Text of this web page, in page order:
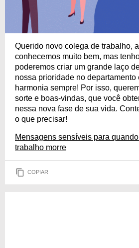
Querido novo colega de trabalho,
conhecemos muito bem, mas
poderemos criar um grande laço
nossa prioridade no departamento
harmonia sempre! Por isso,
sorte e boas-vindas, que você
nessa nova fase de sua vida.
o que precisar!
Mensagens sensíveis para
trabalho morre
COPIAR